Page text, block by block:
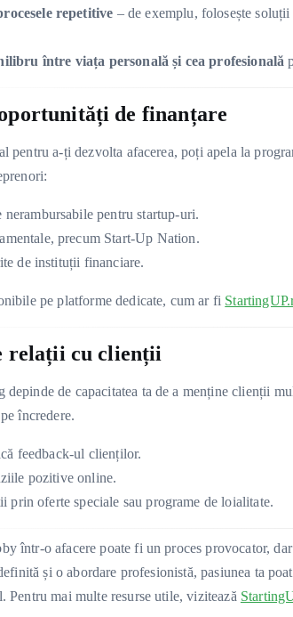
repetitive – de exemplu, folosește
între viața personală și cea profesională
de finanțare
pentru a-ți dezvolta afacerea, poți apela la
nerambursabile pentru startup-uri.
precum Start-Up Nation.
de instituții financiare.
pe platforme dedicate, cum ar fi
relații cu clienții
depinde de capacitatea ta de a menține clienții
încredere.
feedback-ul clienților.
pozitive online.
prin oferte speciale sau programe de loialitate.
într-o afacere poate fi un proces provocator,
și o abordare profesionistă, pasiunea ta
Pentru mai multe resurse utile, vizitează